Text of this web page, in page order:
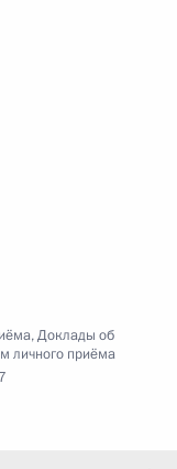
,Доклады об
личного приёма